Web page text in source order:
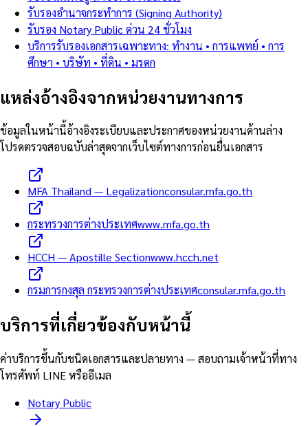
รับรองอำนาจกระทำการ (Signing Authority)
รับรอง Notary Public ด่วน 24 ชั่วโมง
บริการรับรองเอกสารเฉพาะทาง: ทำงาน • การแพทย์ • การ
ศึกษา • บริษัท • ที่ดิน • มรดก
แหล่งอ้างอิงจากหน่วยงานทางการ
ข้อมูลในหน้านี้อ้างอิงระเบียบและประกาศของหน่วยงานด้านล่าง
โปรดตรวจสอบฉบับล่าสุดจากเว็บไซต์ทางการก่อนยื่นเอกสาร
MFA Thailand — Legalizationconsular.mfa.go.th
กระทรวงการต่างประเทศwww.mfa.go.th
HCCH — Apostille Sectionwww.hcch.net
กรมการกงสุล กระทรวงการต่างประเทศconsular.mfa.go.th
บริการที่เกี่ยวข้องกับหน้านี้
ค่าบริการขึ้นกับชนิดเอกสารและปลายทาง — สอบถามเจ้าหน้าที่ทาง
โทรศัพท์ LINE หรืออีเมล
Notary Public